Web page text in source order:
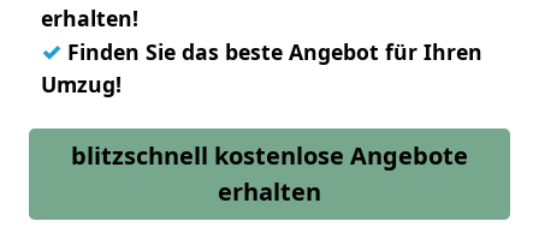
erhalten!
✓ Finden Sie das beste Angebot für Ihren
Umzug!
blitzschnell kostenlose Angebote
erhalten